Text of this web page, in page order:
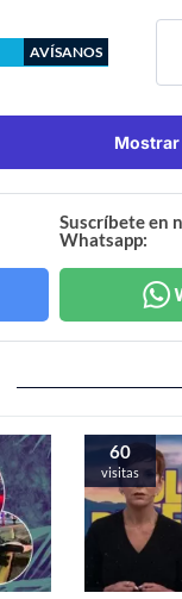
AVÍSANOS
Suscríbete en
Whatsapp:
60
visitas